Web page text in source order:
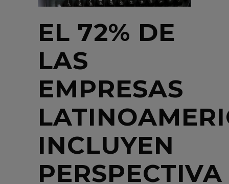
EL 72% DE
LAS
EMPRESAS
INCLUYEN
PERSPECTIVA